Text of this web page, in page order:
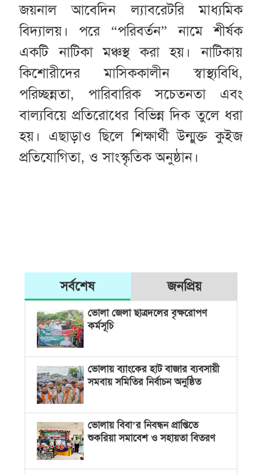
জয়নাল আবেদিন ল্যাবরেটরি মাধ্যমিক
বিদ্যালয়। পরে “পরিবর্তন” নামে শীর্ষক
একটি নাটিকা মঞ্চস্থ করা হয়। নাটিকায়
কিশোরীদের মাসিককালীন স্বাস্থ্যবিধি,
পরিচ্ছন্নতা, পারিবারিক সচেতনতা এবং
বাল্যবিয়ে প্রতিরোধের বিভিন্ন দিক তুলে ধরা
হয়। এছাড়াও ছিলে শিক্ষার্থী উন্মুক্ত কুইজ
প্রতিযোগিতা, ও সাংস্কৃতিক অনুষ্ঠান।
সর্বশেষ জনপ্রিয়
ভোলা জেলা ছাত্রদলের বৃক্ষরোপণ
কর্মসূচি
ভোলায় ব্যাংকের হাট বাজার ব্যবসায়ী
সমবায় সমিতির নির্বাচন অনুষ্ঠিত
ভোলায় বিবা’র নিবন্ধন প্রাপ্তিতে
শুকরিয়া সমাবেশ ও সহায়তা বিতরণ